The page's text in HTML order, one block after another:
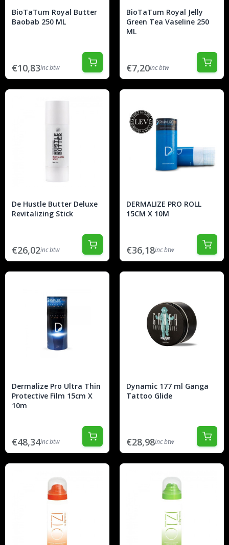
BioTaTum Royal Butter
Baobab 250 ML
€10,83inc btw
BioTaTum Royal Jelly
Green Tea Vaseline 250
ML
€7,20inc btw
De Hustle Butter Deluxe
Revitalizing Stick
€26,02inc btw
DERMALIZE PRO ROLL
15CM X 10M
€36,18inc btw
Dermalize Pro Ultra Thin
Protective Film 15cm X
10m
€48,34inc btw
Dynamic 177 ml Ganga
Tattoo Glide
€28,98inc btw